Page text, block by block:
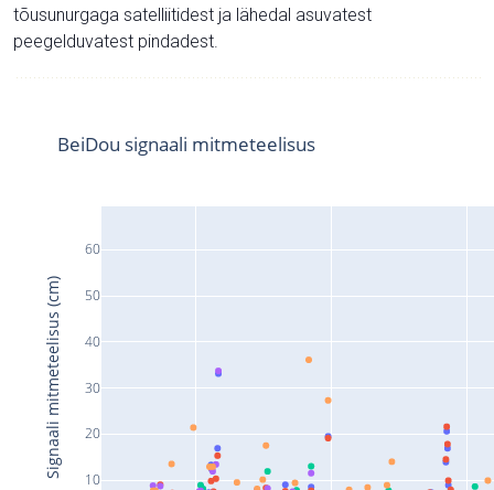
tõusunurgaga satelliitidest ja lähedal asuvatest
peegelduvatest pindadest.
10
20
30
40
50
60
BeiDou signaali mitmeteelisus
Signaali mitmeteelisus (cm)